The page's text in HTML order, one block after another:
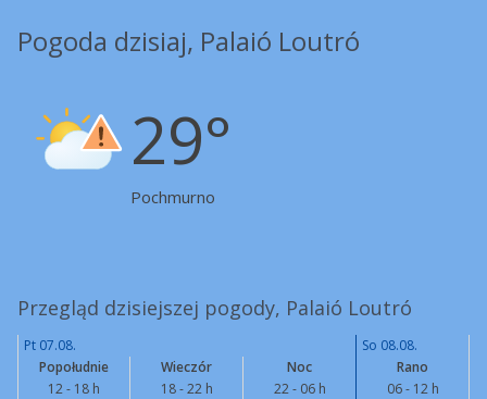
Pogoda dzisiaj, Palaió Loutró
29°
Pochmurno
Przegląd dzisiejszej pogody, Palaió Loutró
Pt 07.08.
So 08.08.
Popołudnie
12 - 18 h
Wieczór
18 - 22 h
Noc
22 - 06 h
Rano
06 - 12 h